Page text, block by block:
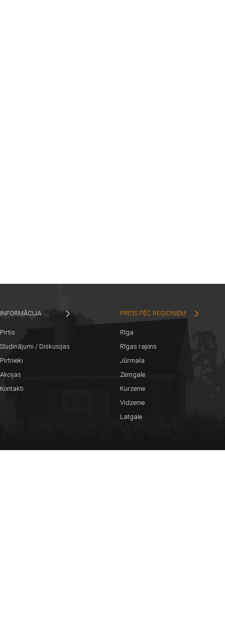
INFORMĀCIJA
Pirtis
Sludinājumi / Diskusijas
Pirtnieki
Akcijas
Kontakti
PIRTIS PĒC REĢIONIEM
Rīga
Rīgas rajons
Jūrmala
Zemgale
Kurzeme
Vidzeme
Latgale